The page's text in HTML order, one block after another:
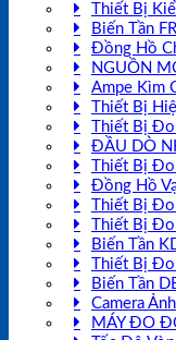
Thiết Bị
Biến Tần
Đồng Hồ
NGUỒN
Ampe Kìm
Thiết Bị
Thiết Bị
ĐẦU DÒ
Thiết Bị
Đồng Hồ
Thiết Bị
Thiết Bị
Biến Tần
Thiết Bị
Biến Tần
Camera
MÁY ĐO